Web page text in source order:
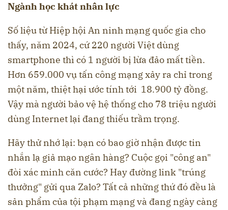
Ngành học khát nhân lực
Số liệu từ Hiệp hội An ninh mạng quốc gia cho
thấy, năm 2024, cứ 220 người Việt dùng
smartphone thì có 1 người bị lừa đảo mất tiền.
Hơn 659.000 vụ tấn công mạng xảy ra chỉ trong
một năm, thiệt hại ước tính tới 18.900 tỷ đồng.
Vậy mà người bảo vệ hệ thống cho 78 triệu người
dùng Internet lại đang thiếu trầm trọng.
Hãy thử nhớ lại: bạn có bao giờ nhận được tin
nhắn lạ giả mạo ngân hàng? Cuộc gọi "công an"
đòi xác minh căn cước? Hay đường link "trúng
thưởng" gửi qua Zalo? Tất cả những thứ đó đều là
sản phẩm của tội phạm mạng và đang ngày càng